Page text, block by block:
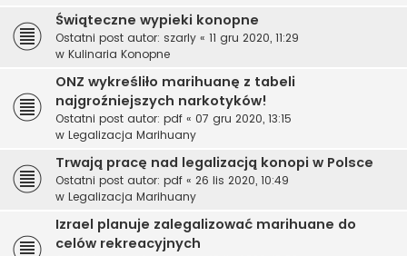
Świąteczne wypieki konopne
Ostatni post autor: szarly « 11 gru 2020, 11:29
w Kulinaria Konopne
ONZ wykreśliło marihuanę z tabeli
najgroźniejszych narkotyków!
Ostatni post autor: pdf « 07 gru 2020, 13:15
w Legalizacja Marihuany
Trwają pracę nad legalizacją konopi w Polsce
Ostatni post autor: pdf « 26 lis 2020, 10:49
w Legalizacja Marihuany
Izrael planuje zalegalizować marihuane do
celów rekreacyjnych